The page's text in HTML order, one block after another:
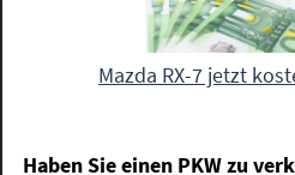
Mazda RX-7 jetzt
Haben Sie einen PKW zu